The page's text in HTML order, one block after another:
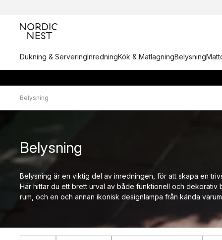
Dukning & ServeringInredningKök & MatlagningBelysning
Belysning
Belysning
Belysning är en viktig del av inredningen, för att skapa en
Här hittar du ett brett urval av både funktionell och dekorativ
rum, och en och annan ikonisk designlampa från kända